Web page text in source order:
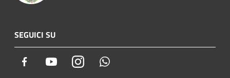
SEGUICI SU
Facebook YoutubeInstagram